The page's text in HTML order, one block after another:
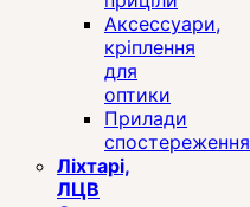
Аксессуари,
кріплення
для
оптики
Прилади
спостереження
Ліхтарі,
ЛЦВ